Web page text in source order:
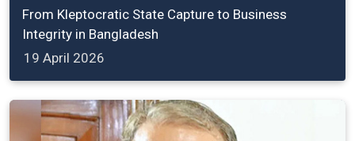
From Kleptocratic State Capture to Business
Integrity in Bangladesh
19 April 2026